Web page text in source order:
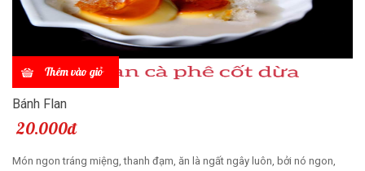
Thêm vào giỏ
Bánh Flan
20.000đ
Món ngon tráng miệng, thanh đạm, ăn là ngất ngây luôn, bởi nó ngon,